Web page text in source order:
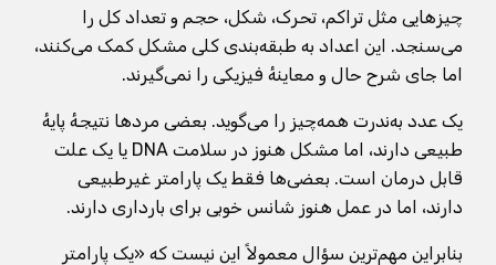
چیزهایی مثل تراکم، تحرک، شکل، حجم و تعداد کل را
می‌سنجد. این اعداد به طبقه‌بندی کلی مشکل کمک می‌کنند،
اما جای شرح حال و معاینهٔ فیزیکی را نمی‌گیرند.
یک عدد به‌ندرت همه‌چیز را می‌گوید. بعضی مردها نتیجهٔ پایهٔ
طبیعی دارند، اما مشکل هنوز در سلامت DNA یا یک علت
قابل درمان است. بعضی‌ها فقط یک پارامتر غیرطبیعی
دارند، اما در عمل هنوز شانس خوبی برای بارداری دارند.
بنابراین مهم‌ترین سؤال معمولاً این نیست که «یک پارامتر